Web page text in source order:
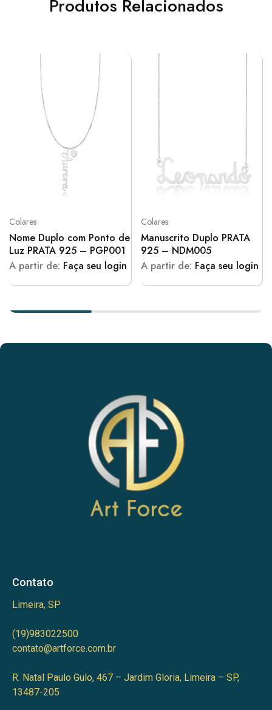
Produtos Relacionados
Colares
Nome Duplo com Ponto de
Luz PRATA 925 – PGP001
A partir de: Faça seu login
Colares
Manuscrito Duplo PRATA
925 – NDM005
A partir de: Faça seu login
Contato
Limeira, SP
(19)983022500
contato@artforce.com.br
R. Natal Paulo Gulo, 467 – Jardim Gloria, Limeira – SP,
13487-205